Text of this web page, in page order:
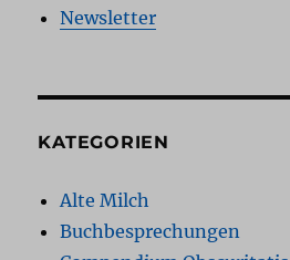
Newsletter
KATEGORIEN
Alte Milch
Buchbesprechungen